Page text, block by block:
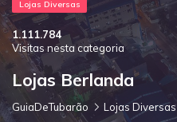
Lojas Diversas
1.111.784
Visitas nesta categoria
Lojas Berlanda
GuiaDeTubarão Lojas Diversas